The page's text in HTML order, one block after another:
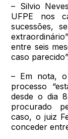
– Silvio
UFPE nos
sucessões,
entre seis
caso
– Em nota,
processo
desde o dia
procurado
caso, o juiz
conceder